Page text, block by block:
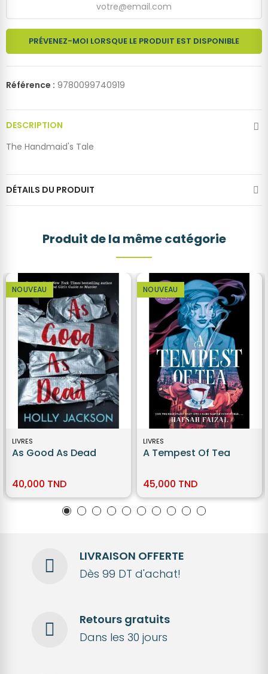
PRÉVENEZ-MOI LORSQUE LE PRODUIT EST DISPONIBLE
Référence : 9780099740919
DESCRIPTION
The Handmaid's Tale
DÉTAILS DU PRODUIT
Produit de la même catégorie
NOUVEAU
LIVRES
As Good As Dead
40,000 TND
NOUVEAU
LIVRES
A Tempest Of Tea
45,000 TND
LIVRAISON OFFERTE
Dès 99 DT d'achat!
Retours gratuits
Dans les 30 jours